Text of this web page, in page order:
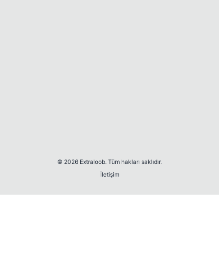
© 2026 Extraloob. Tüm hakları saklıdır.
İletişim